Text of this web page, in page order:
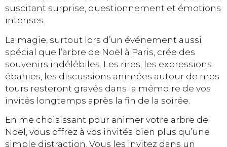
suscitant surprise, questionnement et émotions
intenses.
La magie, surtout lors d’un événement aussi
spécial que l’arbre de Noël à Paris, crée des
souvenirs indélébiles. Les rires, les expressions
ébahies, les discussions animées autour de mes
tours resteront gravés dans la mémoire de vos
invités longtemps après la fin de la soirée.
En me choisissant pour animer votre arbre de
Noël, vous offrez à vos invités bien plus qu’une
simple distraction. Vous les invitez dans un